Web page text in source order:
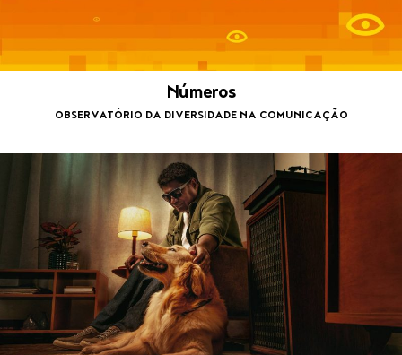
Números
OBSERVATÓRIO DA DIVERSIDADE NA COMUNICAÇÃO